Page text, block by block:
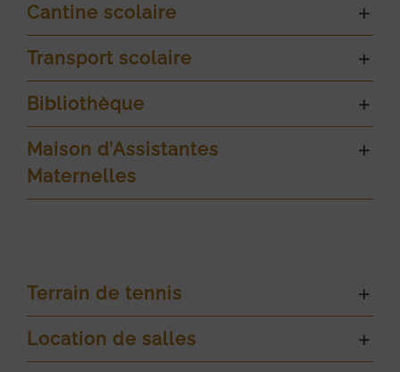
Cantine scolaire
Transport scolaire
Bibliothèque
Maison d’Assistantes
Maternelles
Terrain de tennis
Location de salles